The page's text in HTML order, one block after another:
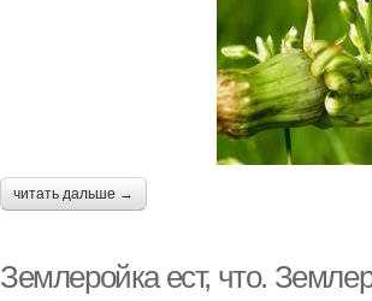
читать дальше →
Землеройка ест, что.